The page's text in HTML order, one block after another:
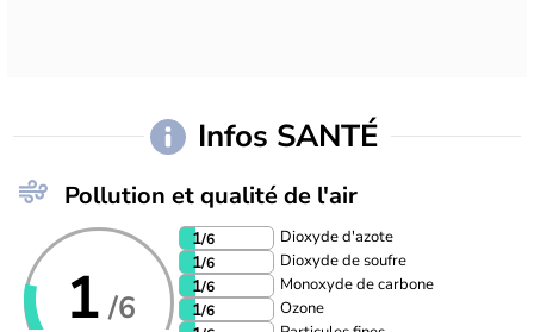
Infos SANTÉ
Pollution et qualité de l'air
1 /6
1/6 Dioxyde d'azote
1/6 Dioxyde de soufre
1/6 Monoxyde de carbone
1/6 Ozone